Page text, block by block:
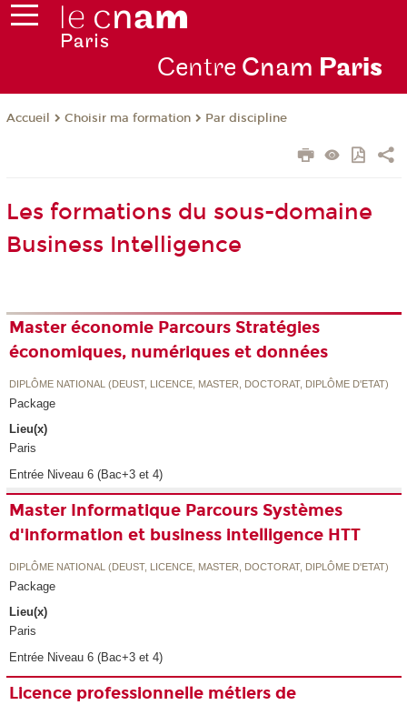
Centre Cnam Paris
Accueil Choisir ma formation Par discipline
Les formations du sous-domaine
Business Intelligence
Master économie Parcours Stratégies
économiques, numériques et données
DIPLÔME NATIONAL (DEUST, LICENCE, MASTER, DOCTORAT, DIPLÔME D'ETAT)
Package
Lieu(x)
Paris
Entrée Niveau 6 (Bac+3 et 4)
Master Informatique Parcours Systèmes
d'information et business intelligence HTT
DIPLÔME NATIONAL (DEUST, LICENCE, MASTER, DOCTORAT, DIPLÔME D'ETAT)
Package
Lieu(x)
Paris
Entrée Niveau 6 (Bac+3 et 4)
Licence professionnelle métiers de